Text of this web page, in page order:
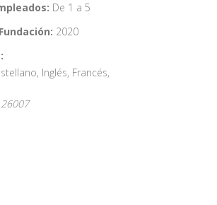
De 1 a 5
2020
, Inglés, Francés,
26007